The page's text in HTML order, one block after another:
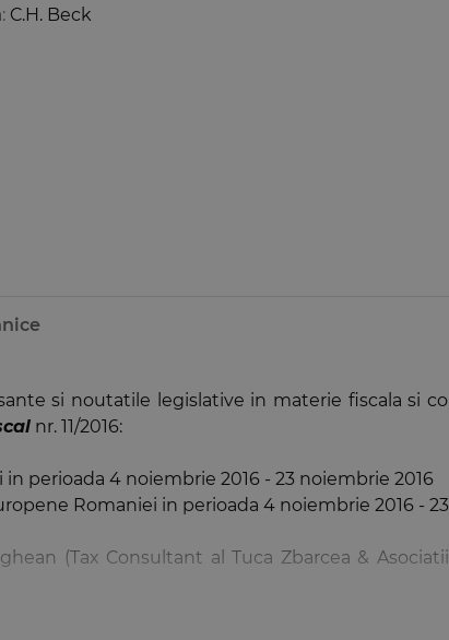
C.H. Beck
si noutatile legislative in materie fiscala si
nr. 11/2016:
perioada 4 noiembrie 2016 - 23 noiembrie 2016
Romaniei in perioada 4 noiembrie 2016 -
(Tax Consultant al Tuca Zbarcea &
Dinca [KPMG Romania, Manager,